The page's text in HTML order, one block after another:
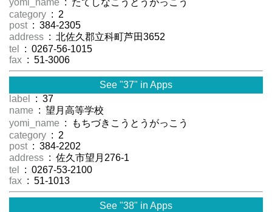
yomi_name : たてしなこうとうがっこう
category : 2
post : 384-2305
address : 北佐久郡立科町芦田3652
tel
: 0267-56-1015
fax : 51-3006
See "37" in Apps
label
: 37
name : 望月高等学校
yomi_name : もちづきこうとうがっこう
category : 2
post : 384-2202
address : 佐久市望月276-1
tel
: 0267-53-2100
fax : 51-1013
See "38" in Apps